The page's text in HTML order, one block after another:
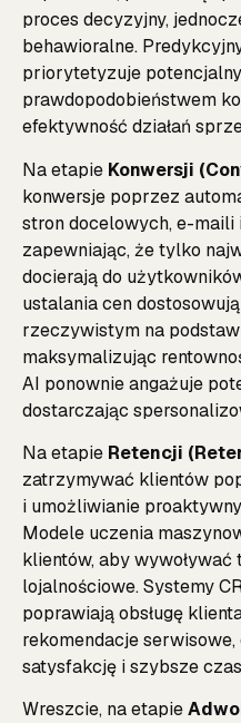
proces decyzyjny,
behawioralne.
priorytetyzuje
prawdopodobieństwem
efektywność działań
Na etapie Konwersji
konwersje poprzez
stron docelowych, e-
zapewniając, że tylko
docierają do
ustalania cen
rzeczywistym na
maksymalizując
AI ponownie angażuje
dostarczając
Na etapie Retencji
zatrzymywać klientów
i umożliwianie
Modele uczenia
klientów, aby
lojalnościowe. Systemy
poprawiają obsługę
rekomendacje
satysfakcję i szybsze
Wreszcie, na etapie